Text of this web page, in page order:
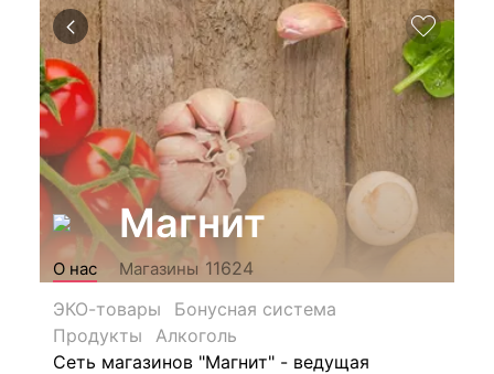
Магнит
О нас Магазины 11624
ЭКО-товары
Бонусная система
Продукты
Алкоголь
Сеть магазинов "Магнит" - ведущая